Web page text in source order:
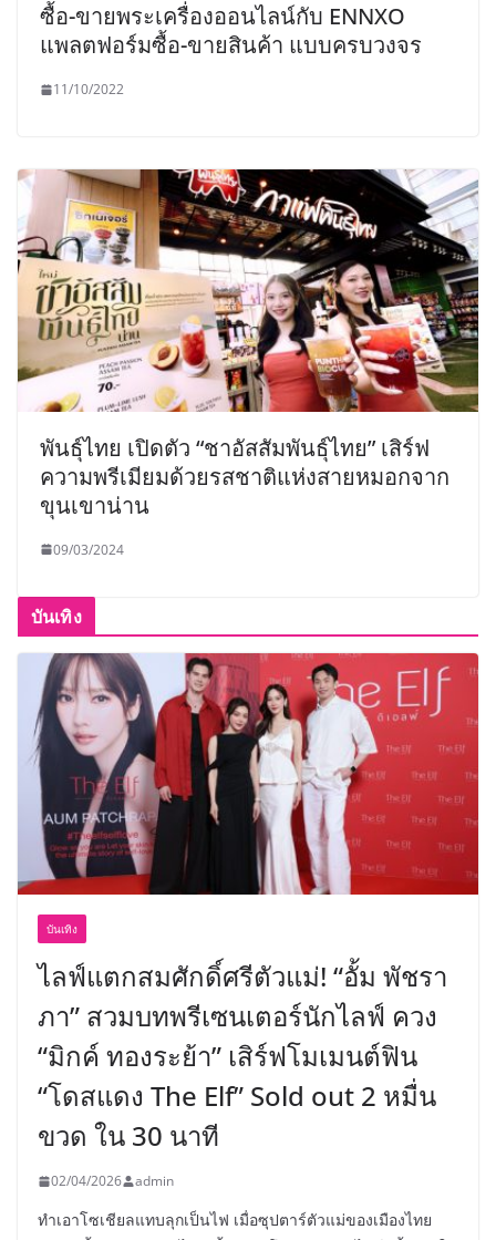
ซื้อ-ขายพระเครื่องออนไลน์กับ ENNXO
แพลตฟอร์มซื้อ-ขายสินค้า แบบครบวงจร
11/10/2022
พันธุ์ไทย เปิดตัว “ชาอัสสัมพันธุ์ไทย” เสิร์ฟ
ความพรีเมียมด้วยรสชาติแห่งสายหมอกจาก
ขุนเขาน่าน
09/03/2024
บันเทิง
บันเทิง
ไลฟ์แตกสมศักดิ์ศรีตัวแม่! “อั้ม พัชรา
ภา” สวมบทพรีเซนเตอร์นักไลฟ์ ควง
“มิกค์ ทองระย้า” เสิร์ฟโมเมนต์ฟิน
“โดสแดง The Elf” Sold out 2 หมื่น
ขวด ใน 30 นาที
02/04/2026 admin
ทำเอาโซเชียลแทบลุกเป็นไฟ เมื่อซุปตาร์ตัวแม่ของเมืองไทย